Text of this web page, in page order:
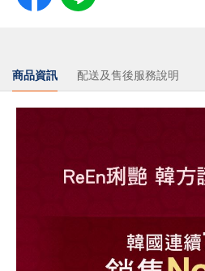
商品資訊 配送及售後服務說明